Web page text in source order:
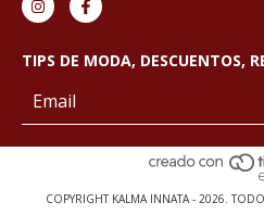
TIPS DE MODA, DESCUENTOS,
COPYRIGHT KALMA INNATA - 2026.